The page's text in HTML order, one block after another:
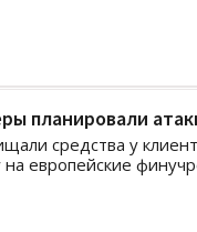
планировали
средства у
на европейские